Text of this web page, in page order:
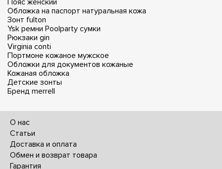
Пояс женский
Обложка на паспорт натуральная кожа
Зонт fulton
Ysk ремни Poolparty сумки
Рюкзаки gin
Virginia conti
Портмоне кожаное мужское
Обложки для документов кожаные
Кожаная обложка
Детские зонты
Бренд merrell
О нас
Статьи
Доставка и оплата
Обмен и возврат товара
Гарантия